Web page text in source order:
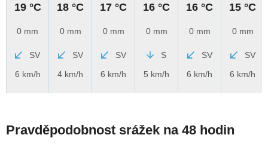
19 °C
0 mm
SV
6 km/h
18 °C
0 mm
SV
4 km/h
17 °C
0 mm
SV
6 km/h
16 °C
0 mm
S
5 km/h
16 °C
0 mm
SV
6 km/h
15 °C
0 mm
SV
6 km/h
Pravděpodobnost srážek na 48 hodin